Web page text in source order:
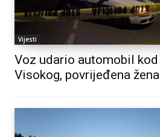
Vijesti
Voz udario automobil kod
Visokog, povrijeđena žena